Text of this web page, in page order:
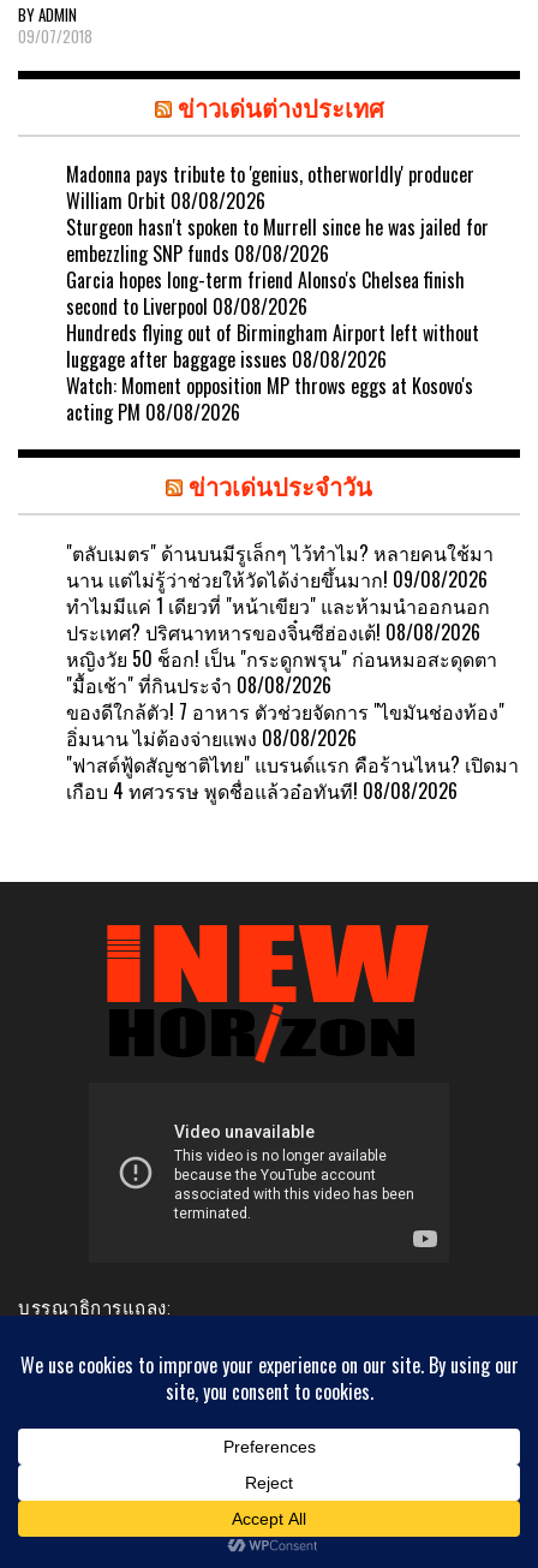
BY ADMIN
09/07/2018
ข่าวเด่นต่างประเทศ
Madonna pays tribute to 'genius, otherworldly' producer
William Orbit 08/08/2026
Sturgeon hasn't spoken to Murrell since he was jailed for
embezzling SNP funds 08/08/2026
Garcia hopes long-term friend Alonso's Chelsea finish
second to Liverpool 08/08/2026
Hundreds flying out of Birmingham Airport left without
luggage after baggage issues 08/08/2026
Watch: Moment opposition MP throws eggs at Kosovo's
acting PM 08/08/2026
ข่าวเด่นประจำวัน
"ตลับเมตร" ด้านบนมีรูเล็กๆ ไว้ทำไม? หลายคนใช้มา
นาน แต่ไม่รู้ว่าช่วยให้วัดได้ง่ายขึ้นมาก! 09/08/2026
ทำไมมีแค่ 1 เดียวที่ "หน้าเขียว" และห้ามนำออกนอก
ประเทศ? ปริศนาทหารของจิ๋นซีฮ่องเต้! 08/08/2026
หญิงวัย 50 ช็อก! เป็น "กระดูกพรุน" ก่อนหมอสะดุดตา
"มื้อเช้า" ที่กินประจำ 08/08/2026
ของดีใกล้ตัว! 7 อาหาร ตัวช่วยจัดการ "ไขมันช่องท้อง"
อิ่มนาน ไม่ต้องจ่ายแพง 08/08/2026
"ฟาสต์ฟู้ดสัญชาติไทย" แบรนด์แรก คือร้านไหน? เปิดมา
เกือบ 4 ทศวรรษ พูดชื่อแล้วอ๋อทันที! 08/08/2026
บรรณาธิการแถลง:
วัตถุประสงค์ของการจัดทำเวปไซด์ขอบฟ้าใหม่นี้คือ
1.ต้องการเป็นแหล่งเผยแพร่ความรู้และสร้างความคิดเพื่อเป็น
2.ต้องการเป็นสื่อสัมพันธ์ในการสรรค์สร้างความรักความ
สามัคคีในระหว่างชนในชาติ
3.ต้องการมีส่วนร่วมในการสร้างระบอบประชาธิปไตยที่แท้จริง